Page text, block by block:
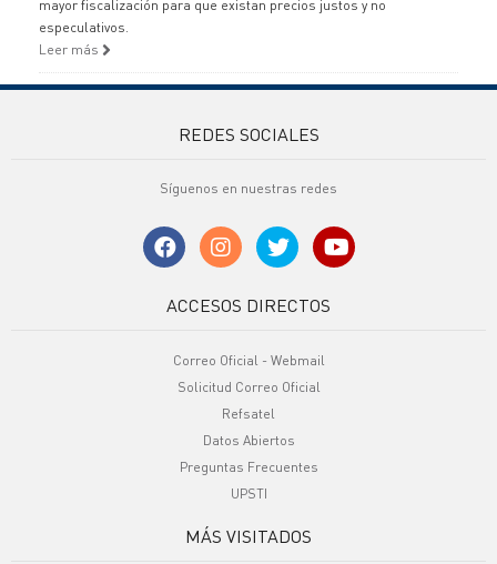
mayor fiscalización para que existan precios justos y no
especulativos.
Leer más
REDES SOCIALES
Síguenos en nuestras redes
ACCESOS DIRECTOS
Correo Oficial - Webmail
Solicitud Correo Oficial
Refsatel
Datos Abiertos
Preguntas Frecuentes
UPSTI
MÁS VISITADOS